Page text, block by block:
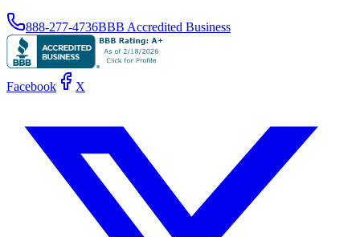
888-277-4736BBB Accredited Business
Facebook X